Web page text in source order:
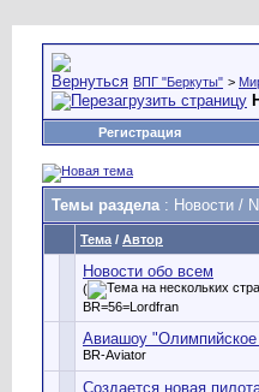
ВПГ "Беркуты" >
Регистрация
Темы раздела: Новости /
Тема / Автор
Новости обо всем
(
BR=56=Lordfran
Авиашоу "Олимпийское
BR-Aviator
Создается новая